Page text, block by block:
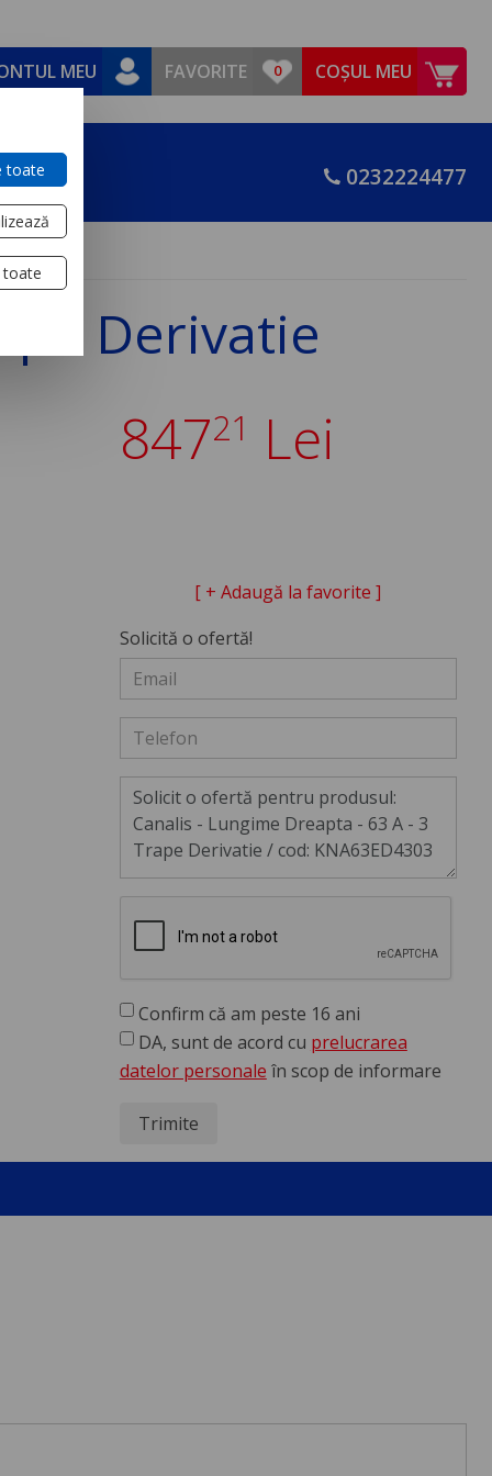
MEU FAVORITE COȘUL MEU
0232224477
Derivatie
84721 Lei
[ + Adaugă la favorite ]
Solicită o ofertă!
Confirm că am peste 16 ani
DA, sunt de acord cu prelucrarea
datelor personale în scop de informare
Trimite
toate
toate